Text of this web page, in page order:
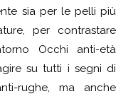
sia per le pelli più
per contrastare
Occhi anti-età
su tutti i segni di
rughe, ma anche